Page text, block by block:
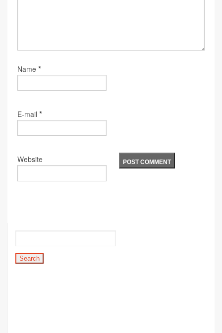
Name *
E-mail *
Website